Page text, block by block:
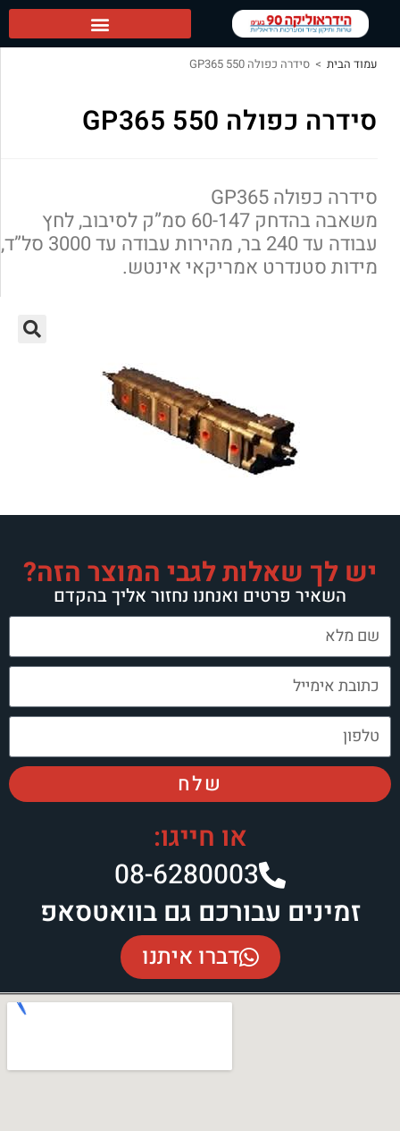
עמוד הבית > סידרה כפולה GP365 550
סידרה כפולה GP365 550
סידרה כפולה GP365
משאבה בהדחק 60-147 סמ”ק לסיבוב, לחץ
עבודה עד 240 בר, מהירות עבודה עד 3000 סל”ד,
מידות סטנדרט אמריקאי אינטש.
יש לך שאלות לגבי המוצר הזה?
השאיר פרטים ואנחנו נחזור אליך בהקדם
שלח
או חייגו:
08-6280003​
זמינים עבורכם גם בוואטסאפ
דברו איתנו